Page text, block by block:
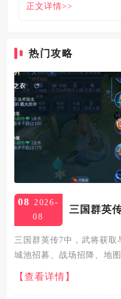
解
正文详情>>
热门攻略
08
2026-
08
三国群英
三国群英传7中，武将获
城池招募、战场招降、地
将特性搭配，同步推进才
战力。基础阶段，先靠城
【查看详情】